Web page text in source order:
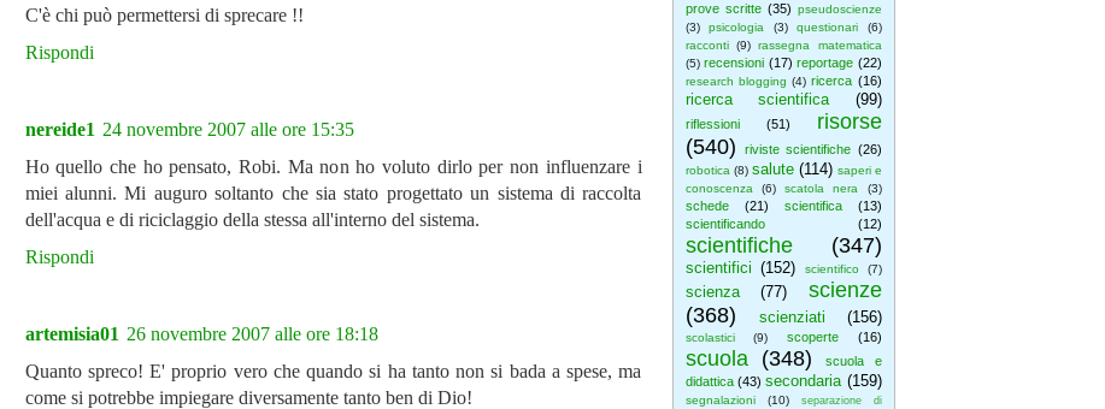
prove scritte (35) pseudoscienze
(3)
psicologia (3) questionari
(6)
racconti (9) rassegna matematica
(5) recensioni (17) reportage (22)
research blogging (4) ricerca (16)
ricerca scientifica (99)
riflessioni (51)
risorse
(540)
riviste scientifiche (26)
robotica (8) salute (114) saperi e
conoscenza
(6) scatola nera (3)
schede (21) scientifica
(13)
scientificando
(12)
scientifiche (347)
scientifici (152) scientifico (7)
scienza (77)
scienze
(368)
scienziati (156)
scolastici (9) scoperte (16)
scuola (348)
scuola e
didattica (43) secondaria (159)
segnalazioni (10)
separazione di
C'è chi può permettersi di sprecare !!
Rispondi
nereide1 24 novembre 2007 alle ore 15:35
Ho quello che ho pensato, Robi. Ma non ho voluto dirlo per non influenzare i
miei alunni. Mi auguro soltanto che sia stato progettato un sistema di raccolta
dell'acqua e di riciclaggio della stessa all'interno del sistema.
Rispondi
artemisia01 26 novembre 2007 alle ore 18:18
Quanto spreco! E' proprio vero che quando si ha tanto non si bada a spese, ma
come si potrebbe impiegare diversamente tanto ben di Dio!